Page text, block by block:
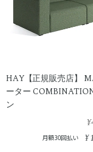
HAY【正規販売店】
ーター
ン
月額30回払い ¥